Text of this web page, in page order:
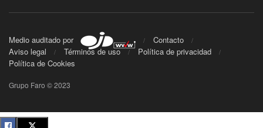
Medio auditado por
Contacto
Aviso legal
Términos de uso
Política de privacidad
Política de Cookies
Grupo Faro © 2023